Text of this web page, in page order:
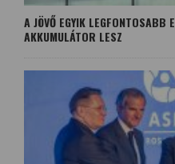
A JÖVŐ EGYIK LEGFONTOSABB
AKKUMULÁTOR LESZ